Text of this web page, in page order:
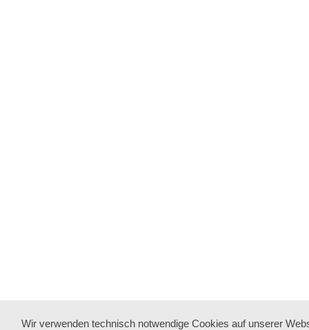
Wir verwenden technisch notwendige Cookies auf unserer